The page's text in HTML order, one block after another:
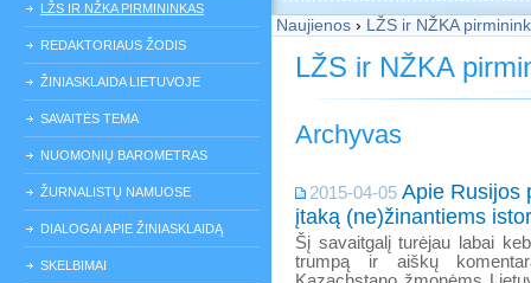
LŽS IR NŽKA PIRMININKAS
REDAKTORIAUS ŽODIS
ŽINIASKLAIDA LIETUVOJE
SAVAITĖS TEMA
NUOMONIŲ BAROMETRAS
ŽURNALISTŲ NAMUOSE
DIALOGAI APIE ŽINIASKLAIDĄ
SKELBIMAI
Naujienos › LŽS ir NŽKA
LŽS ir NŽKA
Archyvas
2015-04-05 Apie Rusijos
įtaką (ne)žinantiems
Šį savaitgalį turėjau labai
trumpą ir aiškų